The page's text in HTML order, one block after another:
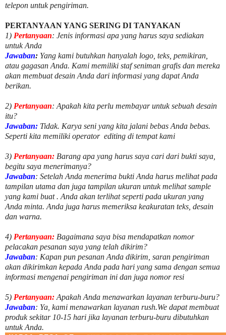
telepon untuk pengiriman.
PERTANYAAN YANG SERING DI TANYAKAN
1) Pertanyaan: Jenis informasi apa yang harus saya sediakan
untuk Anda
Jawaban: Yang kami butuhkan hanyalah logo, teks, pemikiran,
atau gagasan Anda. Kami memiliki staf seniman grafis dan mereka
akan membuat desain Anda dari informasi yang dapat Anda
berikan.
2) Pertanyaan: Apakah kita perlu membayar untuksebuah desain
itu?
Jawaban: Tidak. Karya seni yang kita jalani bebas Anda bebas.
Seperti kita memiliki operator editing di tempat kami
3) Pertanyaan: Barang apa yang harus saya cari dari bukti saya,
begitu saya menerimanya?
Jawaban: Setelah Anda menerima bukti Anda harus melihat pada
tampilan utama dan juga tampilan ukuran untuk melihatsample
yang kami buat . Anda akan terlihat seperti pada ukuran yang
Anda minta. Anda juga harus memeriksa keakuratan teks, desain
dan warna.
4) Pertanyaan: Bagaimana saya bisa mendapatkan nomor
pelacakan pesanan saya yang telah dikirim?
Jawaban: Kapan pun pesanan Anda dikirim, saran pengiriman
akan dikirimkan kepada Anda pada hari yang sama dengan semua
informasi mengenai pengiriman ini dan juga nomorresi
5) Pertanyaan: Apakah Anda menawarkan layanan terburu-buru?
Jawaban: Ya, kami menawarkan layanan rush.We dapat membuat
produk sekitar 10-15 hari jika layanan terburu-buru dibutuhkan
untuk Anda.